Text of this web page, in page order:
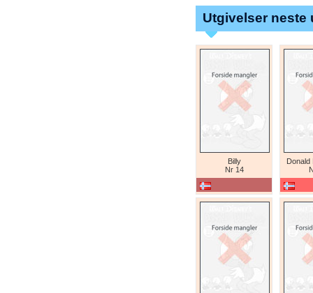
Utgivelser neste
Billy
Nr 14
Donald